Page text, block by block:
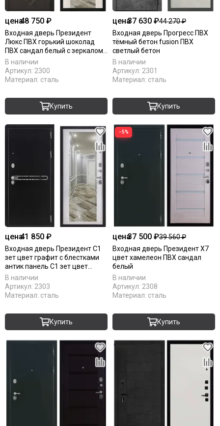
цена48 750 ₽
Входная дверь Президент
Люкс ПВХ горький шоколад
ПВХ сандал белый с зеркалом
Инфинити
В наличии
Артикул: 2300
Материал: сталь
Купить
цена37 630 ₽44 270 ₽
Входная дверь Прогресс ПВХ
тёмный бетон fusion ПВХ
светлый бетон
В наличии
Артикул: 2301
Материал: сталь
Купить
цена41 850 ₽
Входная дверь Президент С1
зет цвет графит с блестками
антик панель С1 зет цвет
сандал белый с зеркалом
В наличии
Артикул: 2303
Материал: сталь
Купить
−5%
цена37 500 ₽39 560 ₽
Входная дверь Президент Х7
цвет хамелеон ПВХ сандал
белый
В наличии
Артикул: 2308
Материал: сталь
Купить